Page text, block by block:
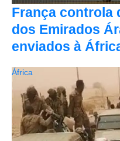
França controla
dos Emirados
enviados à
África